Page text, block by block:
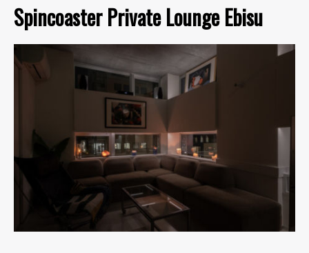
Spincoaster Private Lounge Ebisu